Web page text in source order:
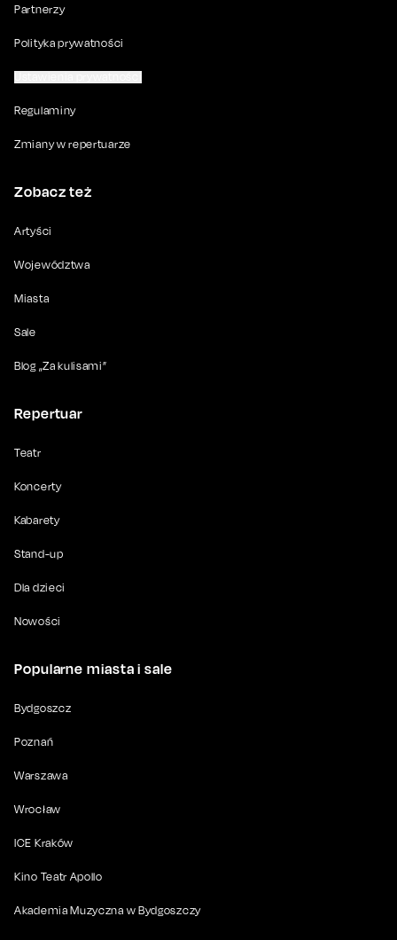
Partnerzy
Polityka prywatności
Regulaminy
Zmiany w repertuarze
Zobacz też
Artyści
Województwa
Miasta
Sale
Blog „Za kulisami”
Repertuar
Teatr
Koncerty
Kabarety
Stand-up
Dla dzieci
Nowości
Popularne miasta i sale
Bydgoszcz
Poznań
Warszawa
Wrocław
ICE Kraków
Kino Teatr Apollo
Akademia Muzyczna w Bydgoszczy